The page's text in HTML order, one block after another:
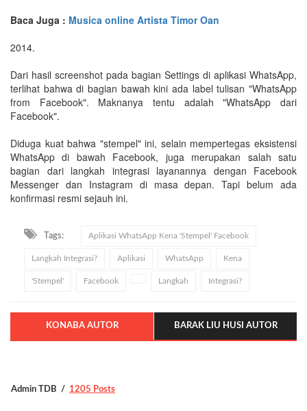
Baca Juga : Musica online Artista Timor Oan
2014.
Dari hasil screenshot pada bagian Settings di aplikasi WhatsApp,
terlihat bahwa di bagian bawah kini ada label tulisan "WhatsApp
from Facebook". Maknanya tentu adalah "WhatsApp dari
Facebook".
Diduga kuat bahwa "stempel" ini, selain mempertegas eksistensi
WhatsApp di bawah Facebook, juga merupakan salah satu
bagian dari langkah integrasi layanannya dengan Facebook
Messenger dan Instagram di masa depan. Tapi belum ada
konfirmasi resmi sejauh ini.
Tags: Aplikasi WhatsApp Kena 'Stempel' Facebook
Langkah Integrasi? Aplikasi WhatsApp Kena
'Stempel' Facebook Langkah Integrasi?
KONABA AUTOR BARAK LIU HUSI AUTOR
Admin TDB 1205 Posts